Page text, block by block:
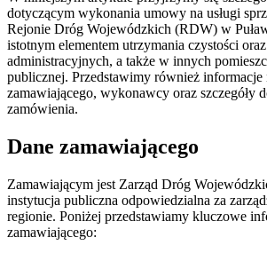
dotyczącym wykonania umowy na usługi
Rejonie Dróg Wojewódzkich (RDW) w
istotnym elementem utrzymania czystości
administracyjnych, a także w innych
publicznej. Przedstawimy również informacje
zamawiającego, wykonawcy oraz szczegóły
zamówienia.
Dane zamawiającego
Zamawiającym jest Zarząd Dróg
instytucja publiczna odpowiedzialna za
regionie. Poniżej przedstawiamy kluczowe
zamawiającego: